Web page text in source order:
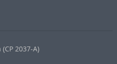
2037-A)